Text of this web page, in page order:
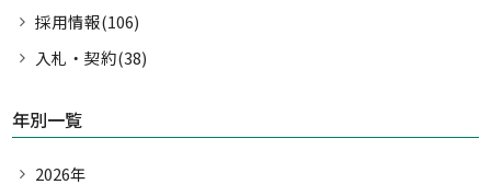
採用情報(106)
入札・契約(38)
年別一覧
2026年